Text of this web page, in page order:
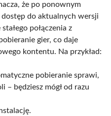
że po ponownym
do aktualnych wersji
połączenia z
gier, co daje
kontentu. Na przykład:
pobieranie sprawi,
– będziesz mógł od razu